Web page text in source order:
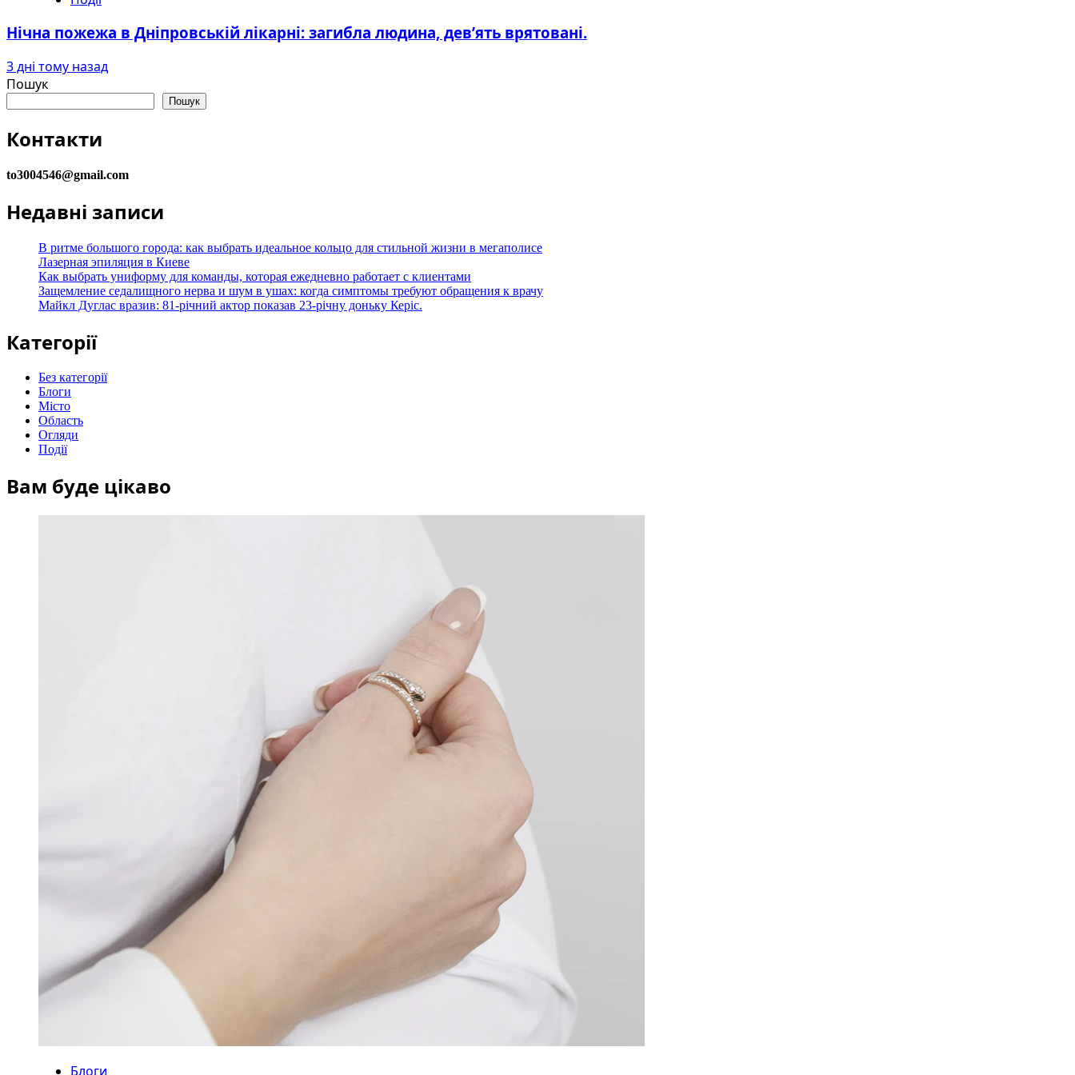
Нічна пожежа в Дніпровській лікарні: загибла людина, дев’ять врятовані.
3 дні тому назад
Пошук
Пошук
Контакти
to3004546@gmail.com
Недавні записи
В ритме большого города: как выбрать идеальное кольцо для стильной жизни в мегаполисе
Лазерная эпиляция в Киеве
Как выбрать униформу для команды, которая ежедневно работает с клиентами
Защемление седалищного нерва и шум в ушах: когда симптомы требуют обращения к врачу
Майкл Дуглас вразив: 81-річний актор показав 23-річну доньку Керіс.
Категорії
Без категорії
Блоги
Місто
Область
Огляди
Події
Вам буде цікаво
Блоги